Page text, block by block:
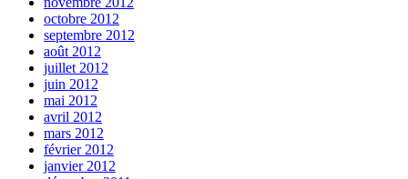
octobre 2012
septembre 2012
août 2012
juillet 2012
juin 2012
mai 2012
avril 2012
mars 2012
février 2012
janvier 2012